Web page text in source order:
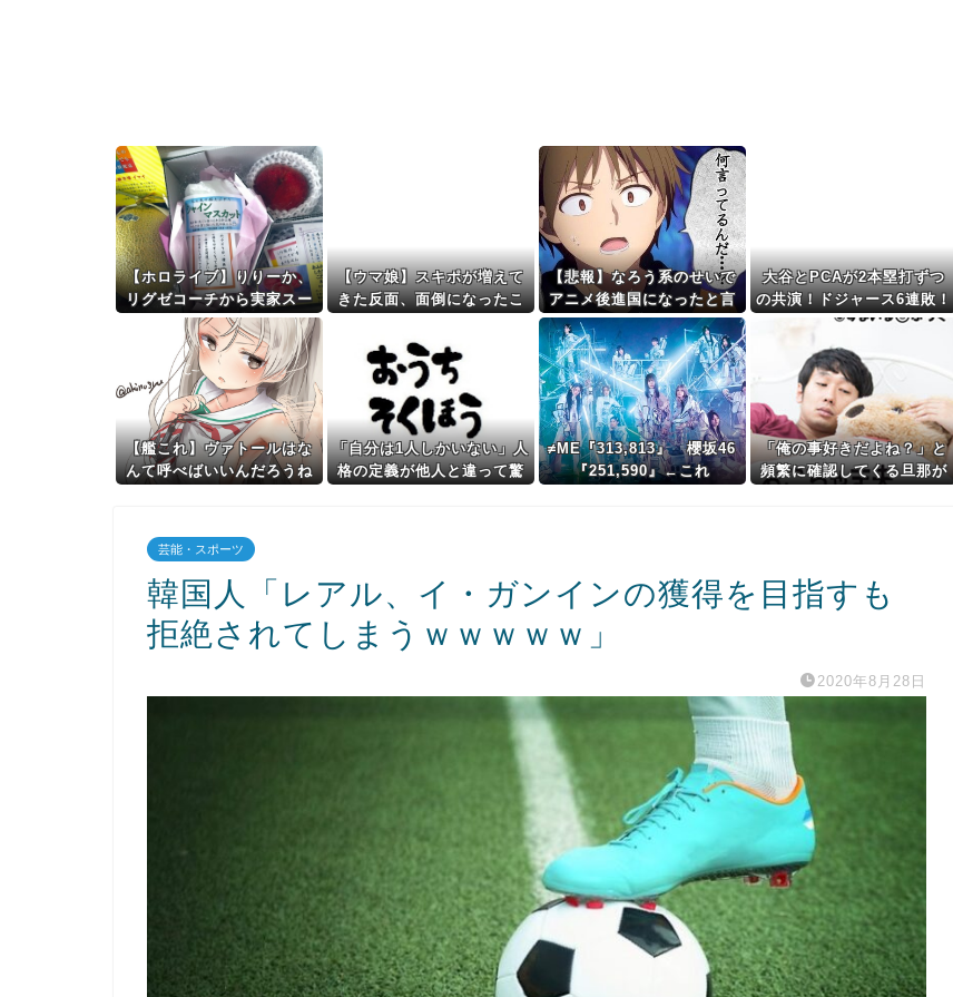
【ホロライブ】りりーか、
リグゼコーチから実家スー
パーのフルーツ盛り合わせ
をもらう「シャインマスカ
ット甘～～～～～い」
【ウマ娘】スキポが増えて
きた反面、面倒になったこ
【悲報】なろう系のせいで
アニメ後進国になったと言
っても過言じゃない
大谷とPCAが2本塁打ずつ
の共演！ドジャース6連敗！
（海外の反応）
【艦これ】ヴァトールはな
んて呼べばいいんだろうね
「自分は1人しかいない」人
格の定義が他人と違って驚
≠ME『313,813』 櫻坂46
『251,590』←これ
「俺の事好きだよね？」と
頻繁に確認してくる旦那が
芸能・スポーツ
韓国人「レアル、イ・ガンインの獲得を目指すも
拒絶されてしまうｗｗｗｗｗ」
2020年8月28日